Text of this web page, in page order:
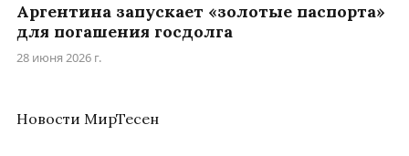
Аргентина запускает «золотые паспорта»
для погашения госдолга
28 июня 2026 г.
Новости МирТесен